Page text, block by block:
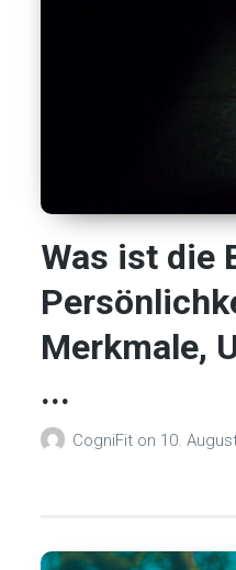
Was ist die
Merkmale,
...
CogniFit on 10.